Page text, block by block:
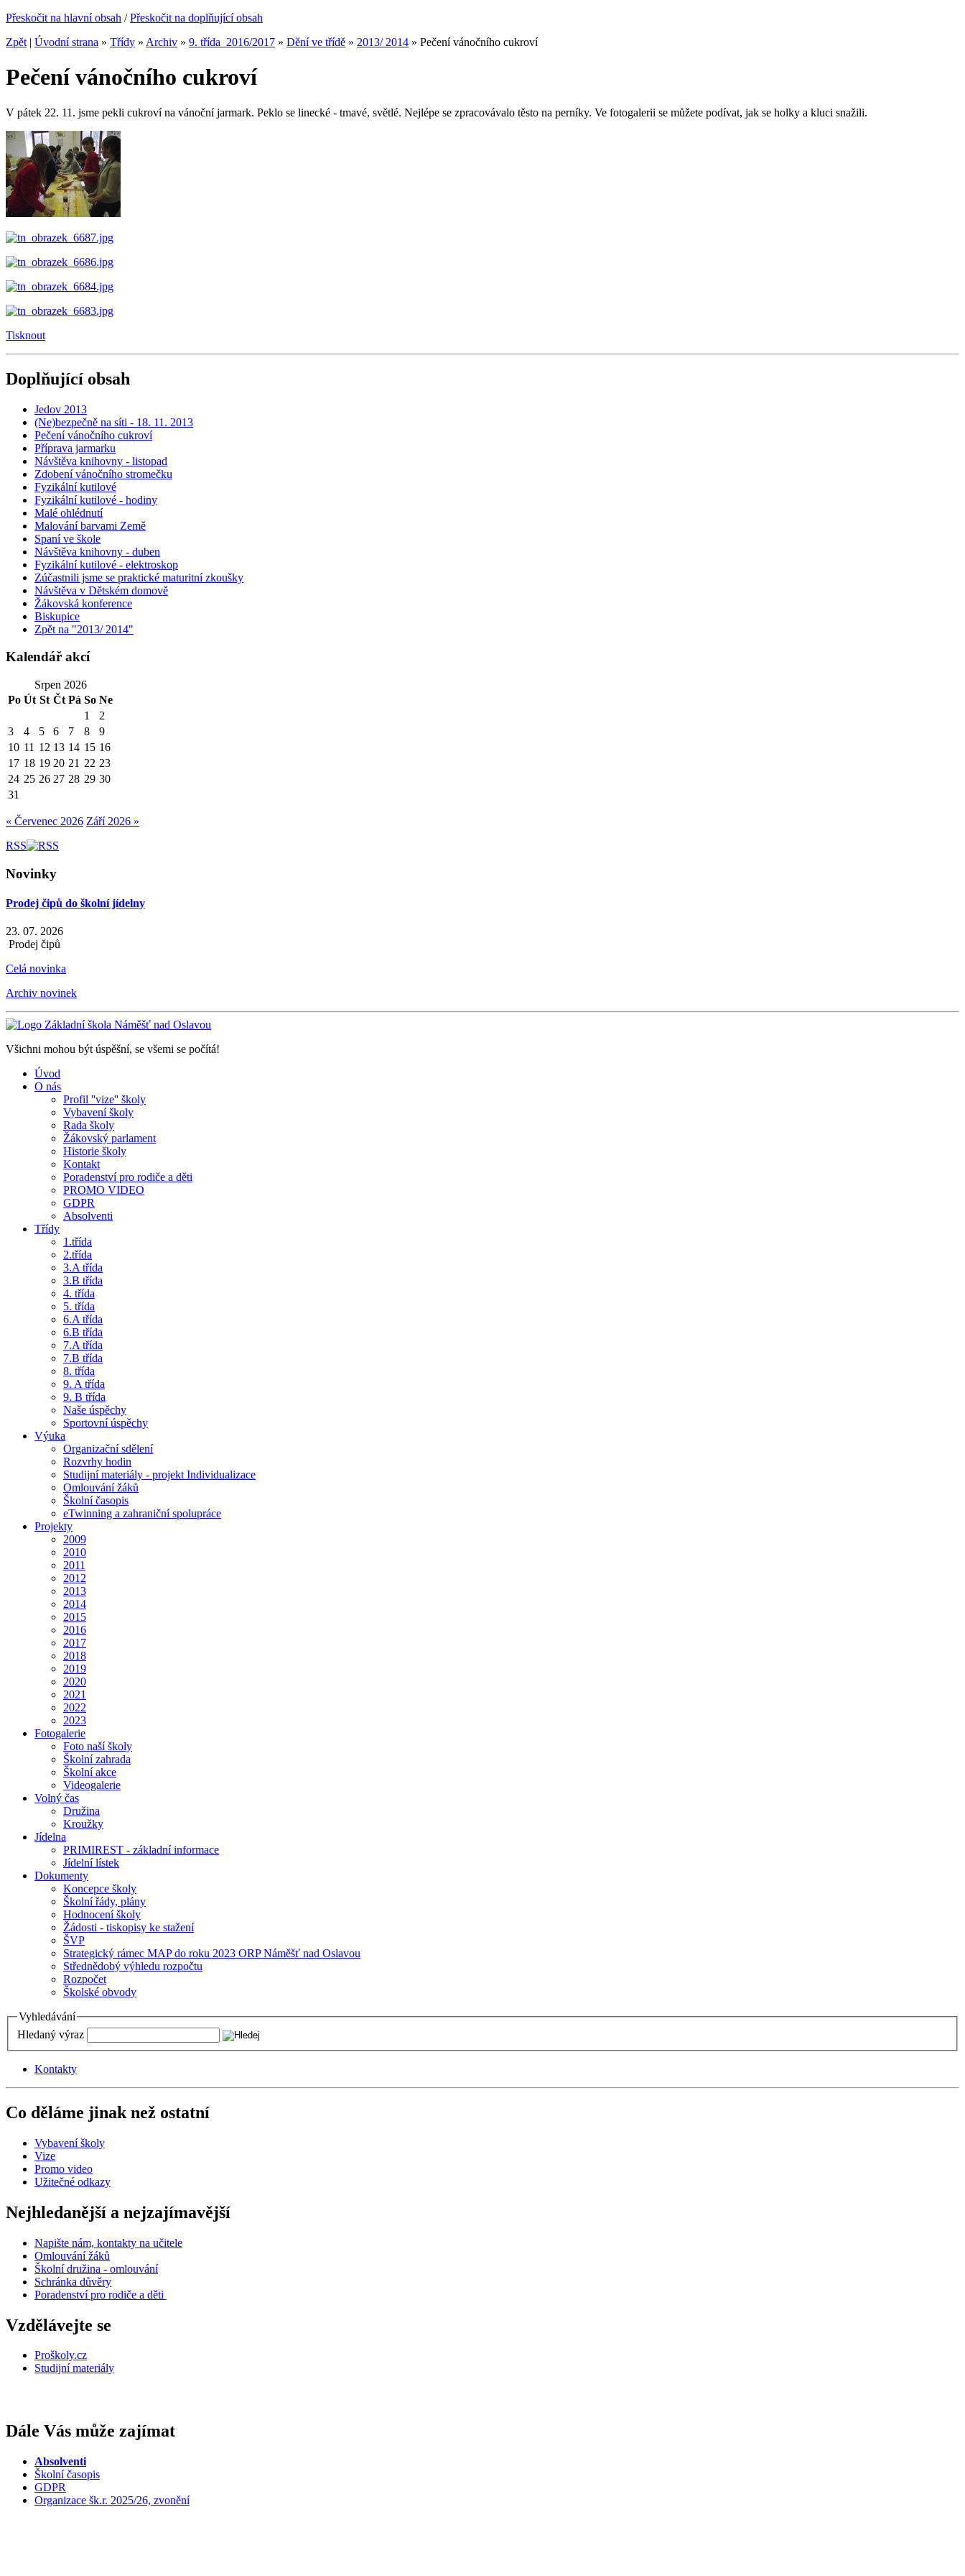
Přeskočit na hlavní obsah /Přeskočit na doplňující obsah
Zpět | Úvodní strana » Třídy » Archiv » 9. třída_2016/2017 » Dění ve třídě » 2013/ 2014 » Pečení vánočního cukroví
Pečení vánočního cukroví
V pátek 22. 11. jsme pekli cukroví na vánoční jarmark. Peklo se linecké - tmavé, světlé. Nejlépe se zpracovávalo těsto na perníky. Ve fotogalerii se můžete podívat, jak se holky a kluci snažili.
Tisknout
Doplňující obsah
Jedov 2013
(Ne)bezpečně na síti - 18. 11. 2013
Pečení vánočního cukroví
Příprava jarmarku
Návštěva knihovny - listopad
Zdobení vánočního stromečku
Fyzikální kutilové
Fyzikální kutilové - hodiny
Malé ohlédnutí
Malování barvami Země
Spaní ve škole
Návštěva knihovny - duben
Fyzikální kutilové - elektroskop
Zúčastnili jsme se praktické maturitní zkoušky
Návštěva v Dětském domově
Žákovská konference
Biskupice
Zpět na "2013/ 2014"
Kalendář akcí
Srpen 2026
Po Út St Čt Pá So Ne
1
2
3
4 5 6 7 8
9
10 11 12 13 14 15 16
17 18 19 20 21 22 23
24 25 26 27 28 29 30
31
« Červenec 2026 Září 2026 »
RSS
Novinky
Prodej čipů do školní jídelny
23. 07. 2026
Prodej čipů
Celá novinka
Archiv novinek
Všichni mohou být úspěšní, se všemi se počítá!
Úvod
O nás
Profil ''vize'' školy
Vybavení školy
Rada školy
Žákovský parlament
Historie školy
Kontakt
Poradenství pro rodiče a děti
PROMO VIDEO
GDPR
Absolventi
Třídy
1.třída
2.třída
3.A třída
3.B třída
4. třída
5. třída
6.A třída
6.B třída
7.A třída
7.B třída
8. třída
9. A třída
9. B třída
Naše úspěchy
Sportovní úspěchy
Výuka
Organizační sdělení
Rozvrhy hodin
Studijní materiály - projekt Individualizace
Omlouvání žáků
Školní časopis
eTwinning a zahraniční spolupráce
Projekty
2009
2010
2011
2012
2013
2014
2015
2016
2017
2018
2019
2020
2021
2022
2023
Fotogalerie
Foto naší školy
Školní zahrada
Školní akce
Videogalerie
Volný čas
Družina
Kroužky
Jídelna
PRIMIREST - základní informace
Jídelní lístek
Dokumenty
Koncepce školy
Školní řády, plány
Hodnocení školy
Žádosti - tiskopisy ke stažení
ŠVP
Strategický rámec MAP do roku 2023 ORP Náměšť nad Oslavou
Střednědobý výhledu rozpočtu
Rozpočet
Školské obvody
Vyhledávání
Hledaný výraz
Kontakty
Co děláme jinak než ostatní
Vybavení školy
Vize
Promo video
Užitečné odkazy
Nejhledanější a nejzajímavější
Napište nám, kontakty na učitele
Omlouvání žáků
Školní družina - omlouvání
Schránka důvěry
Poradenství pro rodiče a děti
Vzdělávejte se
Proškoly.cz
Studijní materiály
Dále Vás může zajímat
Absolventi
Školní časopis
GDPR
Organizace šk.r. 2025/26, zvonění